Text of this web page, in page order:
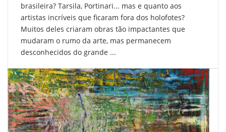
brasileira? Tarsila, Portinari... mas e quanto aos
artistas incríveis que ficaram fora dos holofotes?
Muitos deles criaram obras tão impactantes que
mudaram o rumo da arte, mas permanecem
desconhecidos do grande ...